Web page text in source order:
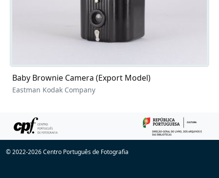
Baby Brownie Camera (Export Model)
Eastman Kodak Company
© 2022-2026 Centro Português de Fotografia